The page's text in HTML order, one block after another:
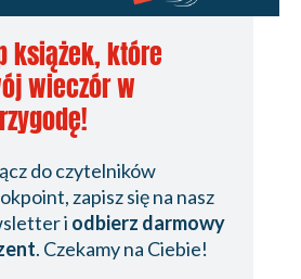
książek, które
wieczór w
do czytelników
zapisz się na nasz
i odbierz darmowy
. Czekamy na Ciebie!